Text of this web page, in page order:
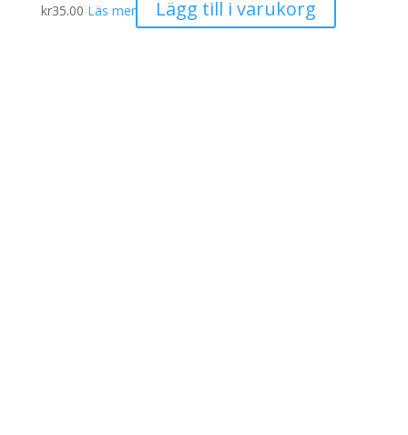
kr35.00 Läs mer Lägg till i varukorg